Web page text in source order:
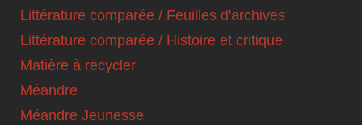
Littérature comparée / Feuilles d'archives
Littérature comparée / Histoire et critique
Matière à recycler
Méandre
Méandre Jeunesse